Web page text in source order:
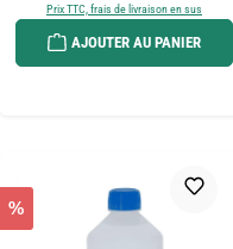
Prix TTC, frais de livraison en sus
AJOUTER AU PANIER
%